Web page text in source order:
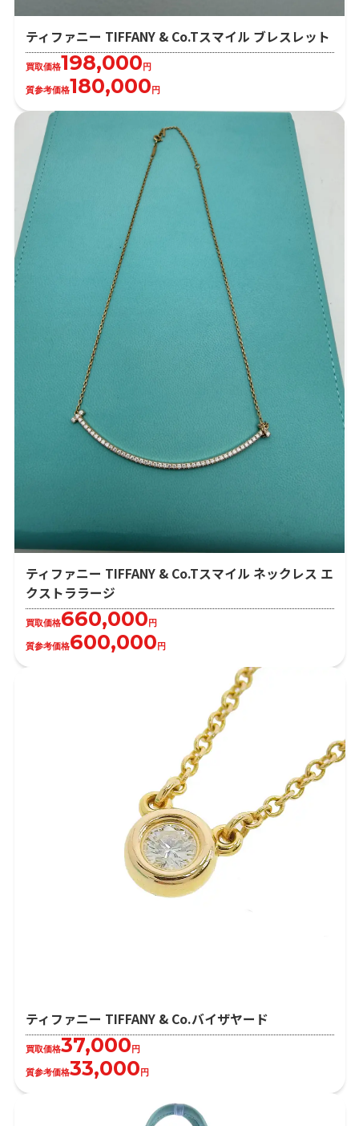
ティファニー TIFFANY & Co.Tスマイル ブレスレット
買取価格198,000 円
質参考価格180,000 円
ティファニー TIFFANY & Co.Tスマイル ネックレス エ
クストララージ
買取価格660,000円
質参考価格600,000円
ティファニー TIFFANY & Co.バイザヤード
買取価格37,000円
質参考価格33,000円